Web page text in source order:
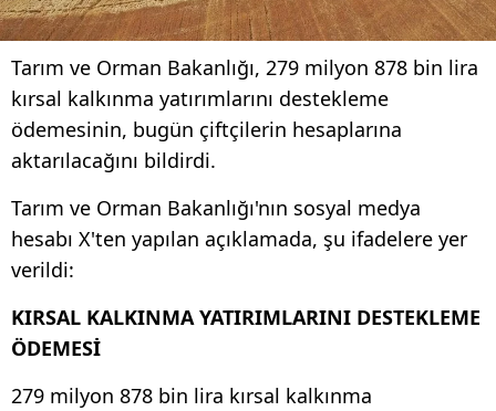
Tarım ve Orman Bakanlığı, 279 milyon 878 bin lira
kırsal kalkınma yatırımlarını destekleme
ödemesinin, bugün çiftçilerin hesaplarına
aktarılacağını bildirdi.
Tarım ve Orman Bakanlığı'nın sosyal medya
hesabı X'ten yapılan açıklamada, şu ifadelere yer
verildi:
KIRSAL KALKINMA YATIRIMLARINI DESTEKLEME
ÖDEMESİ
279 milyon 878 bin lira kırsal kalkınma